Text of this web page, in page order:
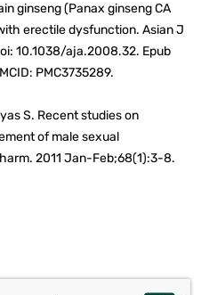
ginseng (Panax ginseng CA
erectile dysfunction. Asian J
10.1038/aja.2008.32. Epub
PMC3735289.
S. Recent studies on
of male sexual
2011 Jan-Feb;68(1):3-8.